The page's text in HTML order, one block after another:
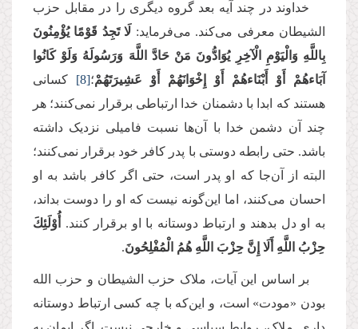
خداوند در چند آیه بعد گروه دیگری را در مقابل حزب
الشیطان معرفی می‌کند. می‌فرماید: لَا تَجِدُ قَوْمًا یُؤْمِنُونَ
بِاللَّهِ وَالْیَوْمِ الْآخِرِ یُوَادُّونَ مَنْ حَادَّ اللَّهَ وَرَسُولَهُ وَلَوْ كَانُوا
آبَاءهُمْ أَوْ أَبْنَاءهُمْ أَوْ إِخْوَانَهُمْ أَوْ عَشِیرَتَهُمْ؛[8] کسانی
هستند که ابدا با دشمنان خدا ارتباطی برقرار نمی‌کنند؛ هر
چند آن دشمن خدا با آن‌ها نسبت فامیلی نزدیک داشته
باشد. حتی رابطه دوستی با پدر کافر خود برقرار نمی‌کنند؛
البته از آن‌جا که او پدر است، حتی اگر کافر باشد به او
احسان می‌کنند، اما این‌گونه نیست که او را دوست بداند،
به او دل بدهند و ارتباط دوستانه با او برقرار کنند. أُوْلَئِكَ
حِزْبُ اللَّهِ أَلَا إِنَّ حِزْبَ اللَّهِ هُمُ الْمُفْلِحُونَ.
بر اساس این آیات، ملاک حزب ‌الشیطان و حزب الله
بودن «مودت» است، و این‌که با چه کسی ارتباط دوستانه